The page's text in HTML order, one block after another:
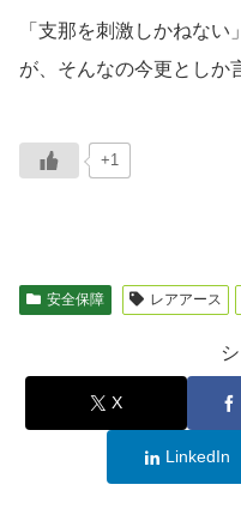
「支那を刺激しかねな
が、そんなの今更としか
+1
安全保障 レアアース
X
LinkedIn